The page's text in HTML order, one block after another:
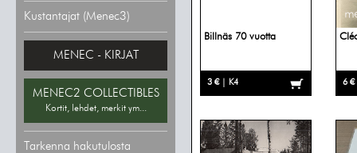
Kustantajat (Menec3)
MENEC - KIRJAT
MENEC2 COLLECTIBLES
Kortit, lehdet, merkit ym...
Tarkenna hakutulosta
Billnäs 70 vuotta
3 € | K4 6 €